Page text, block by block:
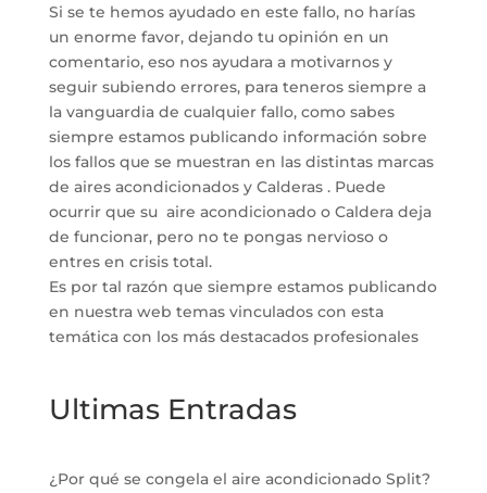
Si se te hemos ayudado en este fallo, no harías
un enorme favor, dejando tu opinión en un
comentario, eso nos ayudara a motivarnos y
seguir subiendo errores, para teneros siempre a
la vanguardia de cualquier fallo, como sabes
siempre estamos publicando información sobre
los fallos que se muestran en las distintas marcas
de aires acondicionados y Calderas . Puede
ocurrir que su aire acondicionado o Caldera deja
de funcionar, pero no te pongas nervioso o
entres en crisis total.
Es por tal razón que siempre estamos publicando
en nuestra web temas vinculados con esta
temática con los más destacados profesionales
Ultimas Entradas
¿Por qué se congela el aire acondicionado Split?